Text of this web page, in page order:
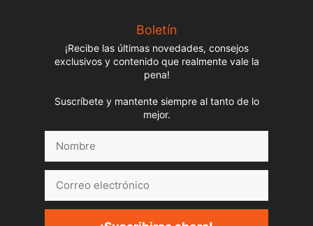
Boletín
¡Recibe las últimas novedades, consejos
exclusivos y contenido que realmente vale la
pena!
Suscríbete y mantente siempre al tanto de lo
mejor.
electrónico